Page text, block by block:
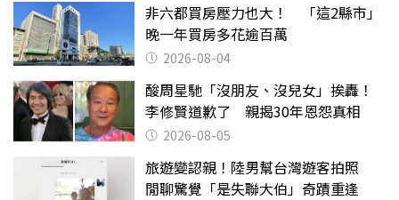
非六都買房壓力也大！ 「這2縣市」
晚一年買房多花逾百萬
2026-08-04
酸周星馳「沒朋友、沒兒女」挨轟！
李修賢道歉了 親揭30年恩怨真相
2026-08-05
旅遊變認親！陸男幫台灣遊客拍照
閒聊驚覺「是失聯大伯」奇蹟重逢